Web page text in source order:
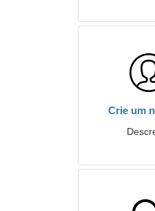
Crie um